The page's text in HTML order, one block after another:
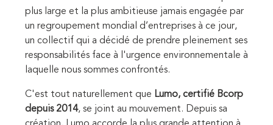
plus large et la plus ambitieuse jamais engagée par
un regroupement mondial d’entreprises à ce jour,
un collectif qui a décidé de prendre pleinement ses
responsabilités face à l'urgence environnementale à
laquelle nous sommes confrontés.
C'est tout naturellement que Lumo, certifié Bcorp
depuis 2014, se joint au mouvement. Depuis sa